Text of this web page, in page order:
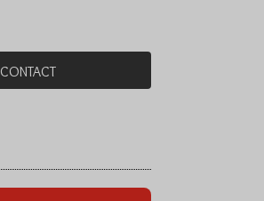
CONTACT